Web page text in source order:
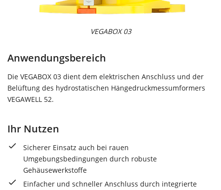
VEGABOX 03
Anwendungsbereich
Die VEGABOX 03 dient dem elektrischen Anschluss und der
Belüftung des hydrostatischen Hängedruckmessumformers
VEGAWELL 52.
Ihr Nutzen
Sicherer Einsatz auch bei rauen
Umgebungsbedingungen durch robuste
Gehäusewerkstoffe
Einfacher und schneller Anschluss durch integrierte